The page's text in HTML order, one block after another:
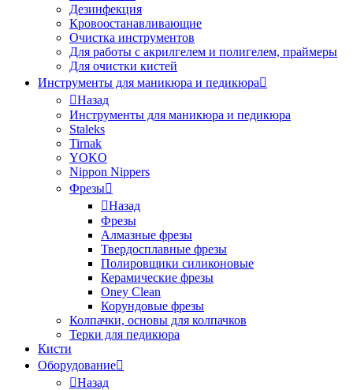
Дезинфекция
Кровоостанавливающие
Очистка инструментов
Для работы с акрилгелем и полигелем, праймеры
Для очистки кистей
Инструменты для маникюра и педикюра
Назад
Инструменты для маникюра и педикюра
Staleks
Tirnak
YOKO
Nippon Nippers
Фрезы
Назад
Фрезы
Алмазные фрезы
Твердосплавные фрезы
Полировщики силиконовые
Керамические фрезы
Oney Clean
Корундовые фрезы
Колпачки, основы для колпачков
Терки для педикюра
Кисти
Оборудование
Назад